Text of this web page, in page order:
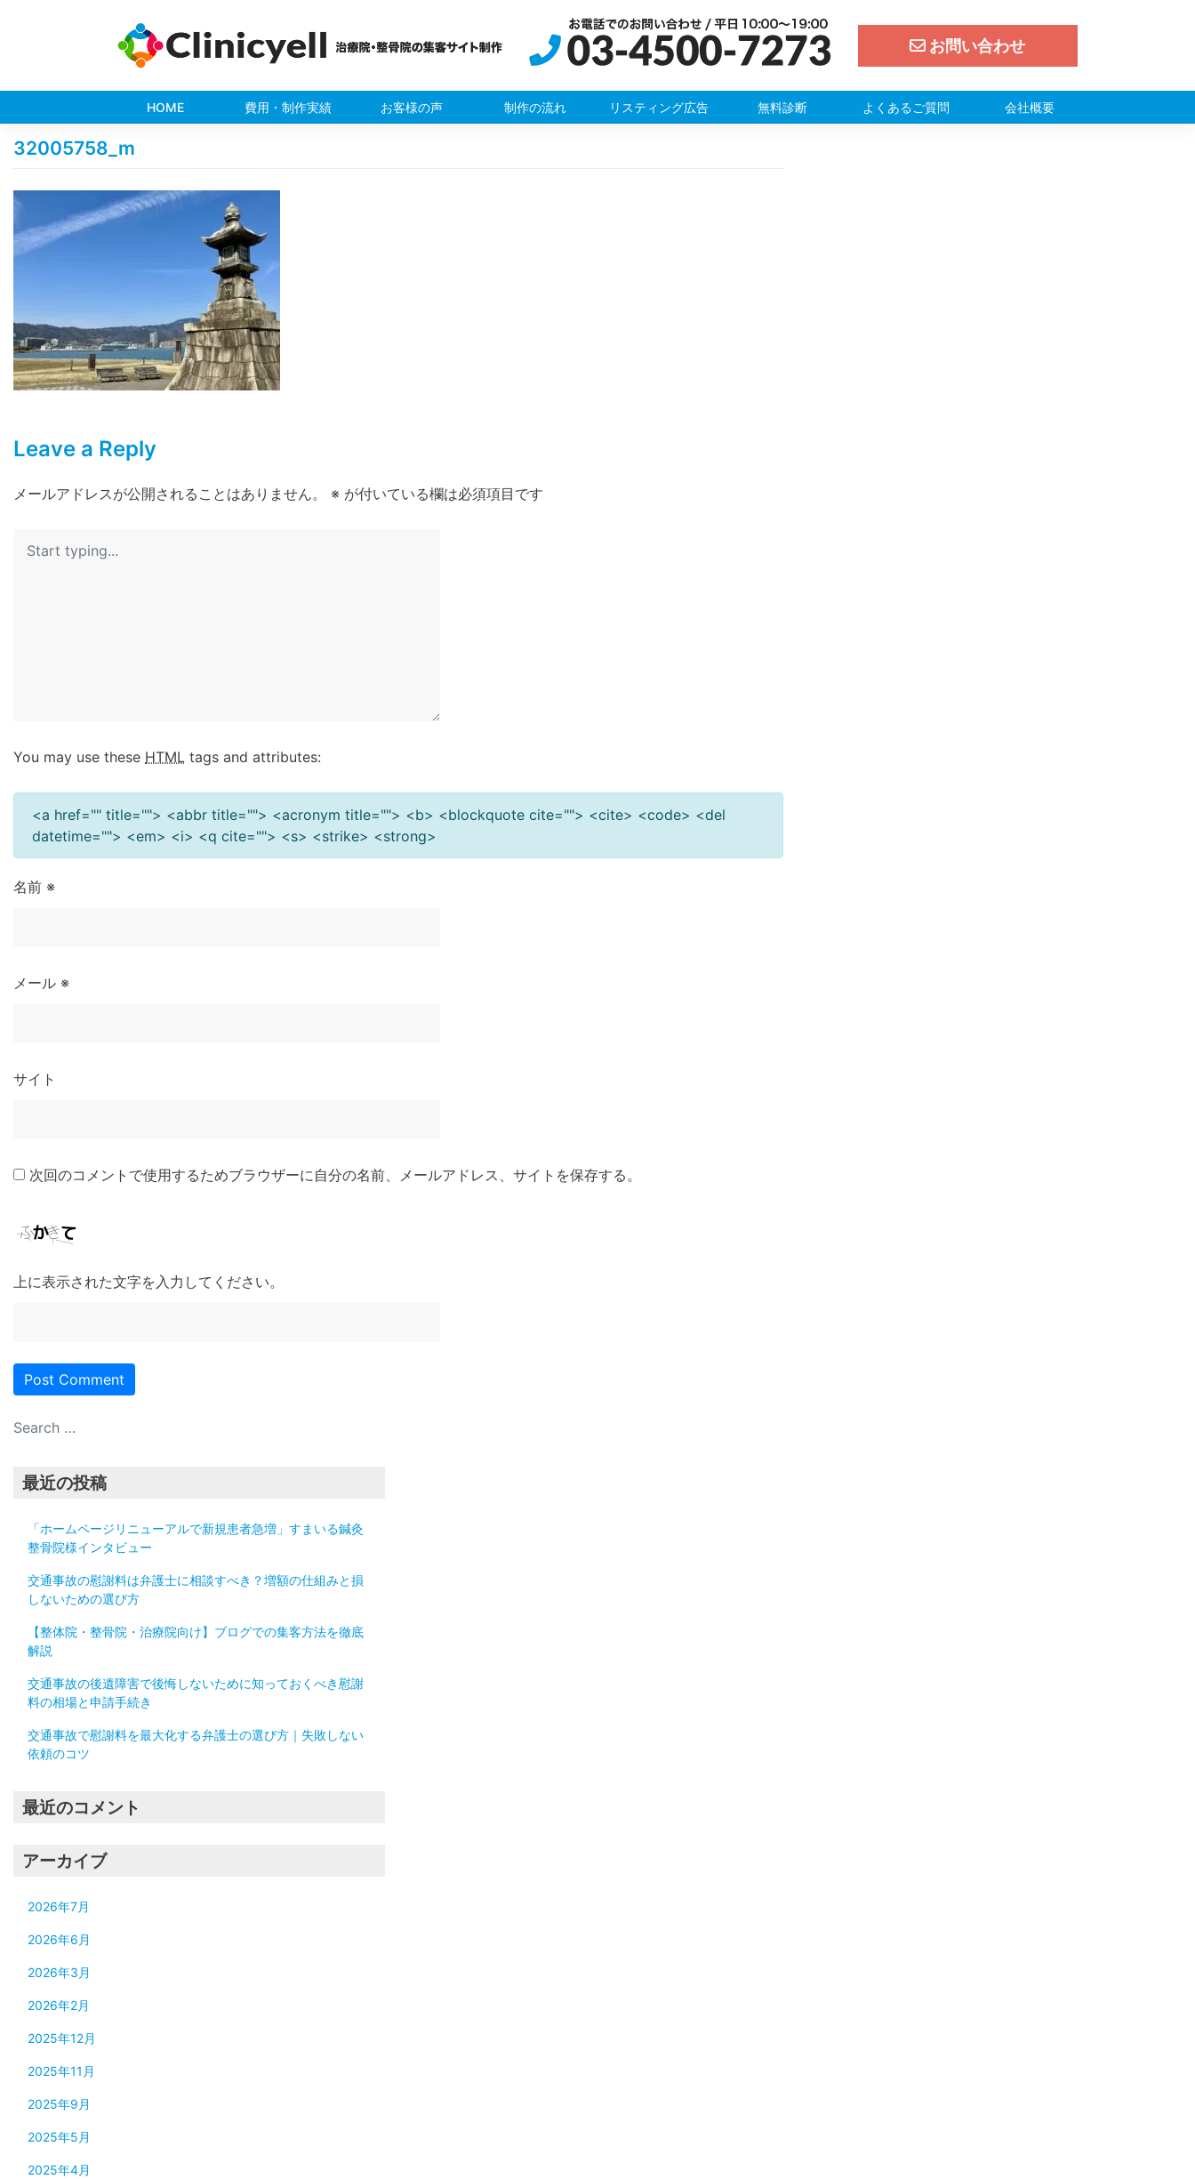
お問い合わせ
HOME 費用・制作実績 お客様の声 制作の流れ リスティング広告 無料診断 よくあるご質問 会社概要
32005758_m
Leave a Reply
メールアドレスが公開されることはありません。 ※ が付いている欄は必須項目です
You may use these HTML tags and attributes:
<a href="" title=""> <abbr title=""> <acronym title=""> <b> <blockquote cite=""> <cite> <code> <del
datetime=""> <em> <i> <q cite=""> <s> <strike> <strong>
名前 ※
メール ※
サイト
次回のコメントで使用するためブラウザーに自分の名前、メールアドレス、サイトを保存する。
上に表示された文字を入力してください。
最近の投稿
「ホームページリニューアルで新規患者急増」すまいる鍼灸
整骨院様インタビュー
交通事故の慰謝料は弁護士に相談すべき？増額の仕組みと損
しないための選び方
【整体院・整骨院・治療院向け】ブログでの集客方法を徹底
解説
交通事故の後遺障害で後悔しないために知っておくべき慰謝
料の相場と申請手続き
交通事故で慰謝料を最大化する弁護士の選び方｜失敗しない
依頼のコツ
最近のコメント
アーカイブ
2026年7月
2026年6月
2026年3月
2026年2月
2025年12月
2025年11月
2025年9月
2025年5月
2025年4月